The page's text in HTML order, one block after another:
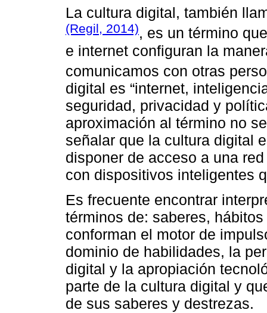
La cultura digital, también
(Regil, 2014), es un término
e internet configuran la
comunicamos con otras
digital es “internet,
seguridad, privacidad y
aproximación al término no
señalar que la cultura digital
disponer de acceso a una
con dispositivos inteligentes
Es frecuente encontrar
términos de: saberes,
conforman el motor de
dominio de habilidades, la
digital y la apropiación
parte de la cultura digital y
de sus saberes y destrezas.